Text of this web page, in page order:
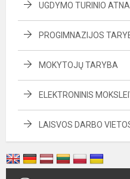
UGDYMO TURINIO
PROGIMNAZIJOS
MOKYTOJŲ TARYBA
ELEKTRONINIS
LAISVOS DARBO